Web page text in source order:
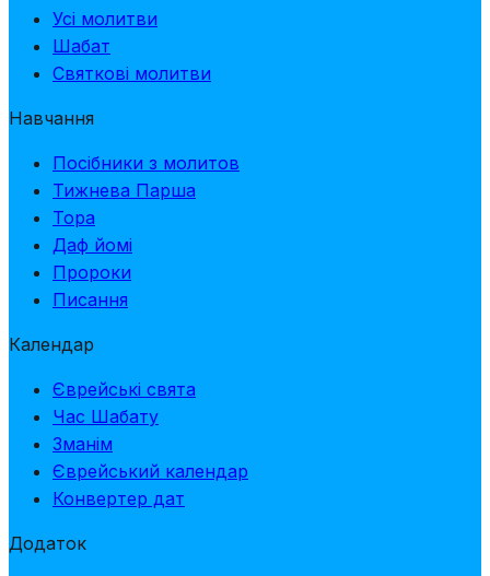
Усі молитви
Шабат
Святкові молитви
Навчання
Посібники з молитов
Тижнева Парша
Тора
Даф йомі
Пророки
Писання
Календар
Єврейські свята
Час Шабату
Зманім
Єврейський календар
Конвертер дат
Додаток